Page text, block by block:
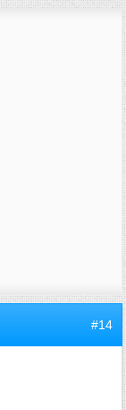
#14